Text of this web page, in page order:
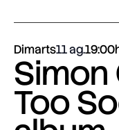
Dimarts11 ag.
Simon
Too